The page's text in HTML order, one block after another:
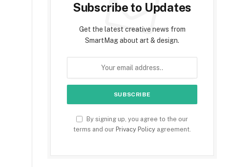
Subscribe to Updates
Get the latest creative news from
SmartMag about art & design.
By signing up, you agree to the our
terms and our Privacy Policy agreement.